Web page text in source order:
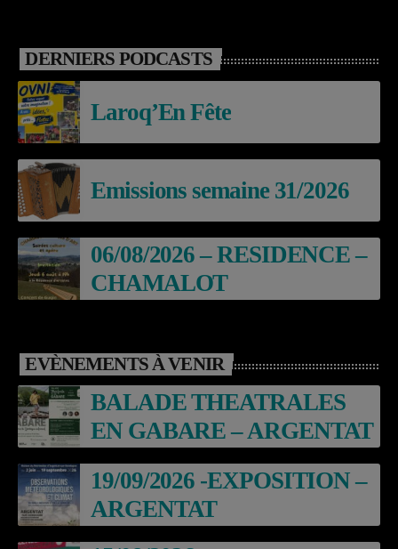
DERNIERS PODCASTS
Laroq’En Fête
Emissions semaine 31/2026
06/08/2026 – RESIDENCE –
CHAMALOT
EVÈNEMENTS À VENIR
BALADE THEATRALES
EN GABARE – ARGENTAT
19/09/2026 -EXPOSITION –
ARGENTAT